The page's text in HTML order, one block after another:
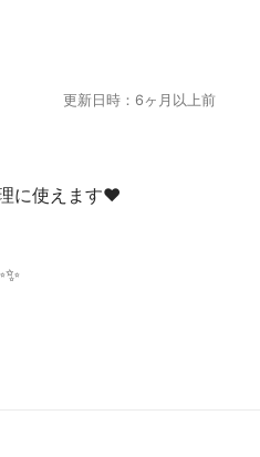
更新日時：6ヶ月以上前
に使えます❤️